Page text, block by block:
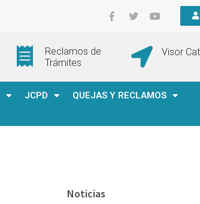
Reclamos de
Trámites
Visor
JCPD
QUEJAS Y RECLAMOS
Noticias